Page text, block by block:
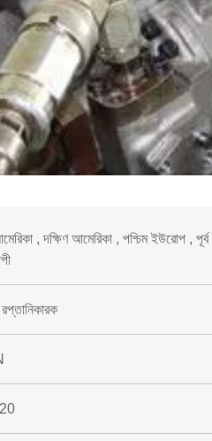
, দক্ষিণ আমেরিকা , পশ্চিম ইউরোপ ,